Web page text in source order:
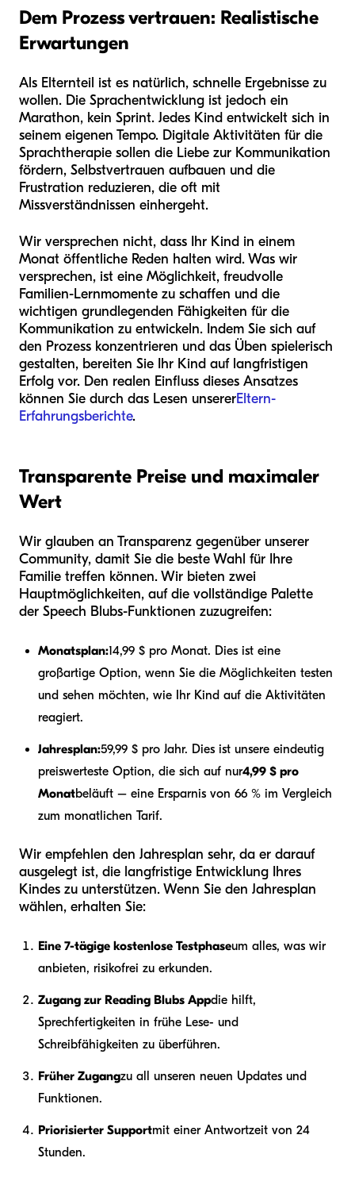
Dem Prozess vertrauen: Realistische
Erwartungen
Als Elternteil ist es natürlich, schnelle Ergebnisse zu
wollen. Die Sprachentwicklung ist jedoch ein
Marathon, kein Sprint. Jedes Kind entwickelt sich in
seinem eigenen Tempo. Digitale Aktivitäten für die
Sprachtherapie sollen die Liebe zur Kommunikation
fördern, Selbstvertrauen aufbauen und die
Frustration reduzieren, die oft mit
Missverständnissen einhergeht.
Wir versprechen nicht, dass Ihr Kind in einem
Monat öffentliche Reden halten wird. Was wir
versprechen, ist eine Möglichkeit, freudvolle
Familien-Lernmomente zu schaffen und die
wichtigen grundlegenden Fähigkeiten für die
Kommunikation zu entwickeln. Indem Sie sich auf
den Prozess konzentrieren und das Üben spielerisch
gestalten, bereiten Sie Ihr Kind auf langfristigen
Erfolg vor. Den realen Einfluss dieses Ansatzes
können Sie durch das Lesen unsererEltern-
Erfahrungsberichte.
Transparente Preise und maximaler
Wert
Wir glauben an Transparenz gegenüber unserer
Community, damit Sie die beste Wahl für Ihre
Familie treffen können. Wir bieten zwei
Hauptmöglichkeiten, auf die vollständige Palette
der Speech Blubs-Funktionen zuzugreifen:
Monatsplan:14,99 $ pro Monat. Dies ist eine
großartige Option, wenn Sie die Möglichkeiten testen
und sehen möchten, wie Ihr Kind auf die Aktivitäten
reagiert.
Jahresplan:59,99 $ pro Jahr. Dies ist unsere eindeutig
preiswerteste Option, die sich auf nur4,99 $ pro
Monatbeläuft – eine Ersparnis von 66 % im Vergleich
zum monatlichen Tarif.
Wir empfehlen den Jahresplan sehr, da er darauf
ausgelegt ist, die langfristige Entwicklung Ihres
Kindes zu unterstützen. Wenn Sie den Jahresplan
wählen, erhalten Sie:
Eine 7-tägige kostenlose Testphaseum alles, was wir
anbieten, risikofrei zu erkunden.
Zugang zur Reading Blubs Appdie hilft,
Sprechfertigkeiten in frühe Lese- und
Schreibfähigkeiten zu überführen.
Früher Zugangzu all unseren neuen Updates und
Funktionen.
Priorisierter Supportmit einer Antwortzeit von 24
Stunden.